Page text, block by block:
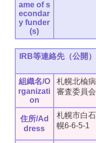
ame of s
econdar
y funder
(s)
IRB等連絡先（公開
組織名/O
rganizati
on
札幌北楡
審査委員会
住所/Ad
dress
札幌市白
幌6-6-5-1